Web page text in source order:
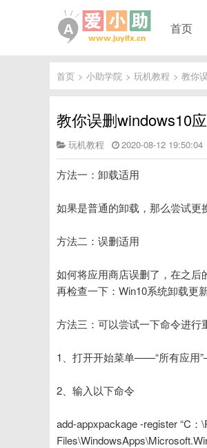
首页
首页 > 小助学院 > 玩机教程 > 教你
教你误删windows10
玩机教程 2020-08-12 19:50:04
方法一：卸载适用
如果是普通的卸载，那么尝试更
方法二：误删适用
如何将应用商店误删了，在之
再检查一下：Win10系统卸载更
方法三：可以尝试一下命令进行
1、打开开始菜单——“所有应用
2、输入以下命令
add-appxpackage -register “C：